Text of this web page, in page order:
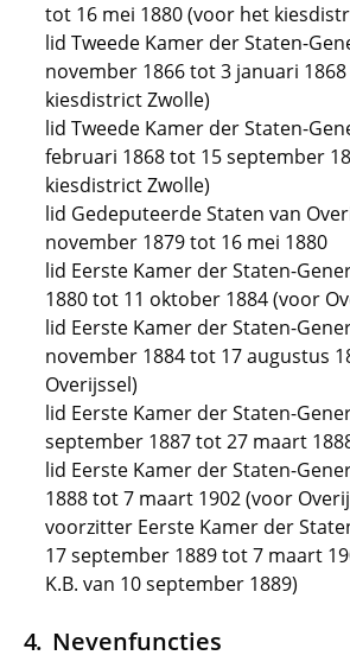
tot 16 mei 1880 (voor het
lid Tweede Kamer der Staten-
november 1866 tot 3 januari
kiesdistrict Zwolle)
lid Tweede Kamer der Staten-
februari 1868 tot 15 september
kiesdistrict Zwolle)
lid Gedeputeerde Staten van
november 1879 tot 16 mei 1880
lid Eerste Kamer der Staten-
1880 tot 11 oktober 1884 (voor
lid Eerste Kamer der Staten-
november 1884 tot 17 augustus
Overijssel)
lid Eerste Kamer der Staten-
september 1887 tot 27 maart
lid Eerste Kamer der Staten-
1888 tot 7 maart 1902 (voor
voorzitter Eerste Kamer der
17 september 1889 tot 7 maart
K.B. van 10 september 1889)
Nevenfuncties